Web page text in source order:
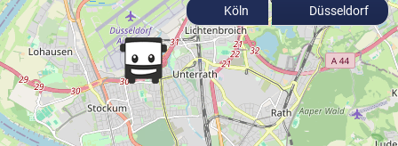
Köln Düsseldorf